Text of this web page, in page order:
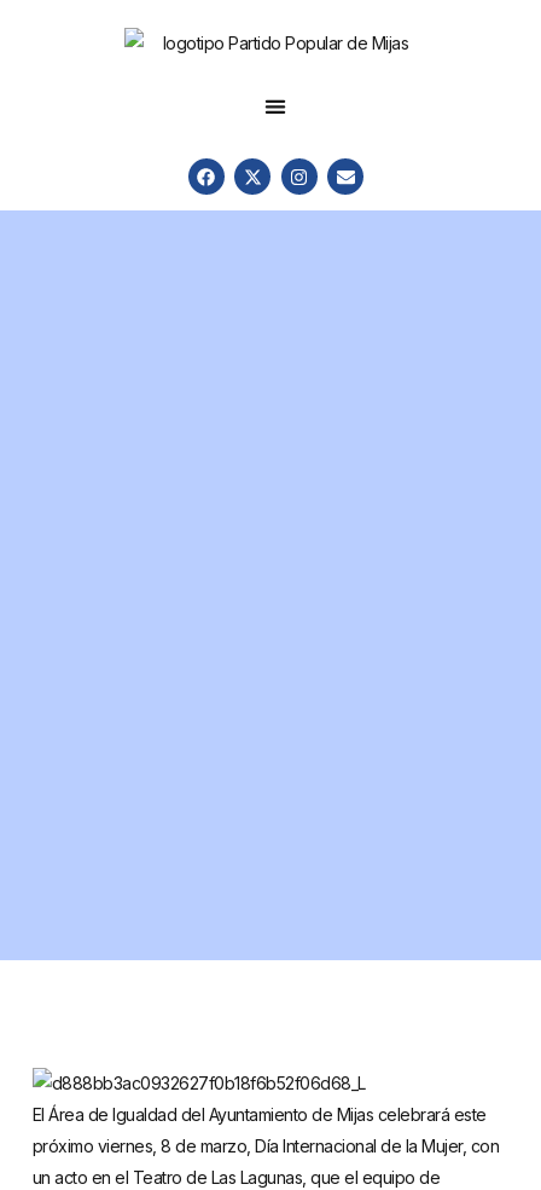
El Área de Igualdad del Ayuntamiento de Mijas celebrará este
próximo viernes, 8 de marzo, Día Internacional de la Mujer, con
un acto en el Teatro de Las Lagunas, que el equipo de